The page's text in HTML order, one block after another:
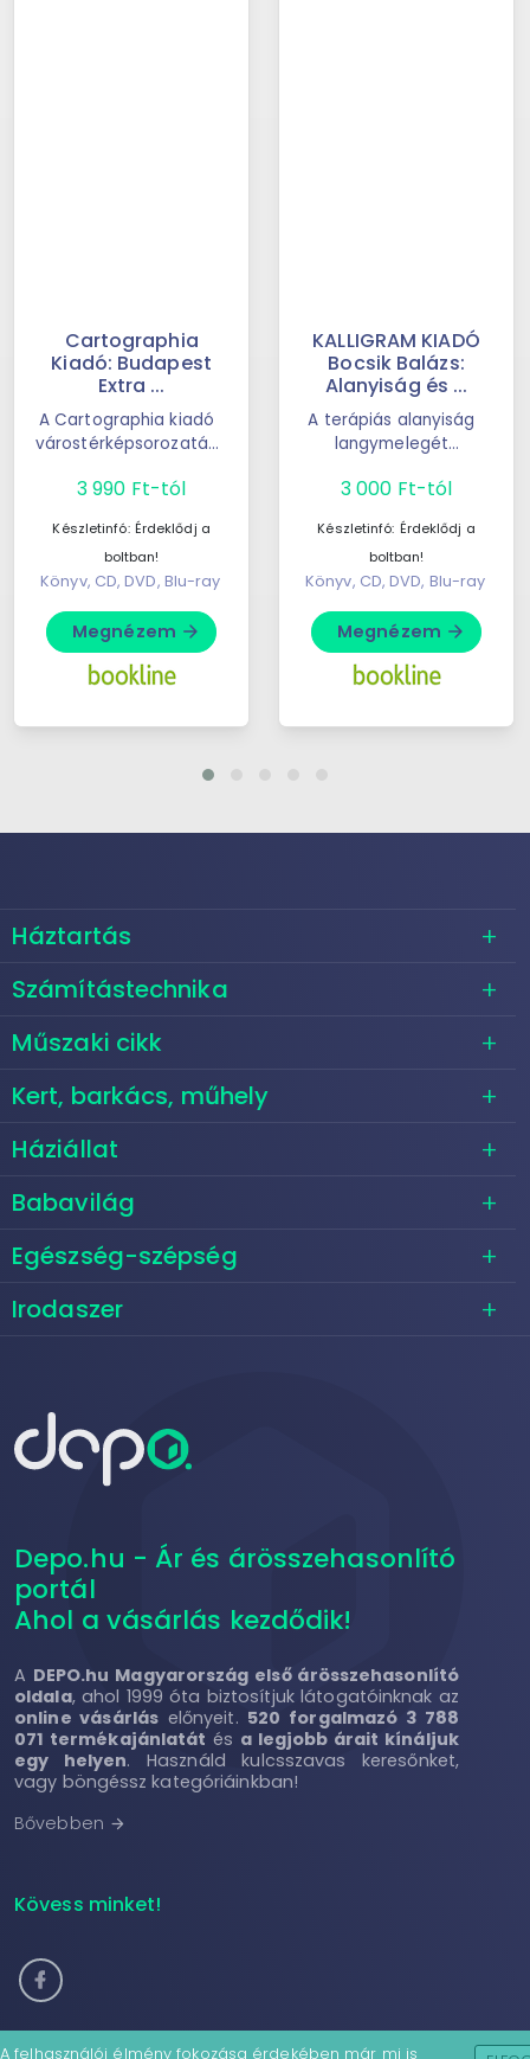
Cartographia
Kiadó: Budapest
Extra ...
A Cartographia kiadó
várostérképsorozatán
méretarányban
ábrázolja Budapest ...
3 990 Ft-tól
Készletinfó: Érdeklődj a
boltban!
Könyv, CD, DVD, Blu-ray
Megnézem arrow_forward
KALLIGRAM KIADÓ
Bocsik Balázs:
Alanyiság és ...
A terápiás alanyiság
langymelegét
olyan helyre érkezünk,
ahol még a ...
3 000 Ft-tól
Készletinfó: Érdeklődj a
boltban!
Könyv, CD, DVD, Blu-ray
Megnézem arrow_forward
Háztartás
Számítástechnika
Műszaki cikk
Kert, barkács, műhely
Háziállat
Babavilág
Egészség-szépség
Irodaszer
Depo.hu - Ár és árösszehasonlító
portál
Ahol a vásárlás kezdődik!
A DEPO.hu Magyarország első árösszehasonlító
oldala, ahol 1999 óta biztosítjuk látogatóinknak az
online vásárlás előnyeit. 520 forgalmazó 3 788
071 termékajánlatát és a legjobb árait kínáljuk
egy helyen. Használd kulcsszavas keresőnket,
vagy böngéssz kategóriáinkban!
Bővebben arrow_forward
Kövess minket!
A felhasználói élmény fokozása érdekében már mi is